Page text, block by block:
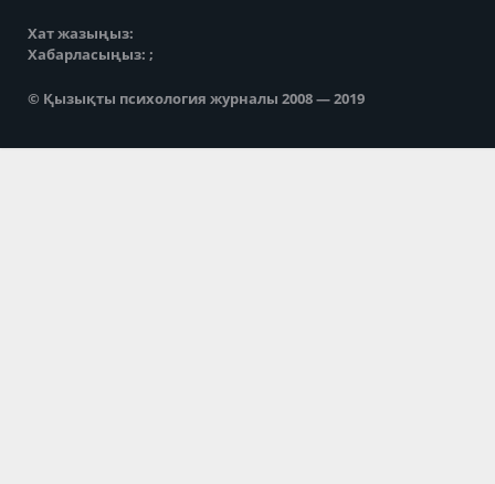
Хат жазыңыз:
Хабарласыңыз: ;
© Қызықты психология журналы 2008 — 2019